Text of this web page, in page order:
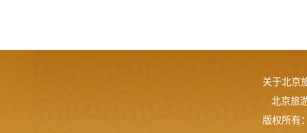
关于北京
北京旅
版权所有